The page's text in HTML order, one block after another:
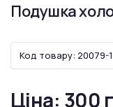
Подушка
Код товару: 20079-1
Ціна: 300